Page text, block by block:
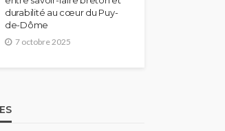
durabilité au cœur du Puy-
de-Dôme
7 octobre 2025